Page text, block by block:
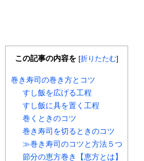
この記事の内容を [折りたたむ]
巻き寿司の巻き方とコツ
すし飯を広げる工程
すし飯に具を置く工程
巻くときのコツ
巻き寿司を切るときのコツ
≫巻き寿司のコツと方法５つ
節分の恵方巻き【恵方とは】